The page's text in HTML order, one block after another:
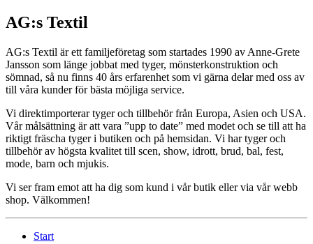
AG:s Textil
AG:s Textil är ett familjeföretag som startades 1990 av Anne-Grete
Jansson som länge jobbat med tyger, mönsterkonstruktion och
sömnad, så nu finns 40 års erfarenhet som vi gärna delar med oss av
till våra kunder för bästa möjliga service.
Vi direktimporterar tyger och tillbehör från Europa, Asien och USA.
Vår målsättning är att vara ”upp to date” med modet och se till att ha
riktigt fräscha tyger i butiken och på hemsidan. Vi har tyger och
tillbehör av högsta kvalitet till scen, show, idrott, brud, bal, fest,
mode, barn och mjukis.
Vi ser fram emot att ha dig som kund i vår butik eller via vår webb
shop. Välkommen!
Start